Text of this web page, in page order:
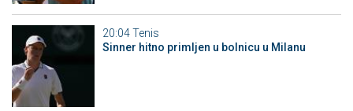
20:04Tenis
Sinner hitno primljen u bolnicu u Milanu